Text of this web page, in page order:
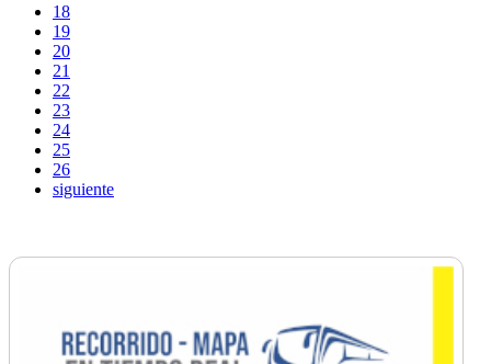
18
19
20
21
22
23
24
25
26
siguiente